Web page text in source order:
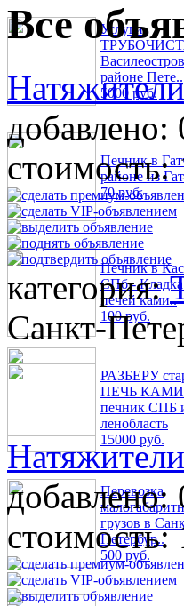
Услуги
районе Пете..
5000 руб.
Печник в
районе из
70 руб.
Печник в
СПб -
печей ками..
100 руб.
РАЗБЕРУ
ПЕЧЬ
печник СПБ
ленобласть
15000 руб.
Перевозка
грузов в
Петербур..
500 руб.
Все
добавлено:
стоимость:
категория:
Санкт-
добавлено:
стоимость: